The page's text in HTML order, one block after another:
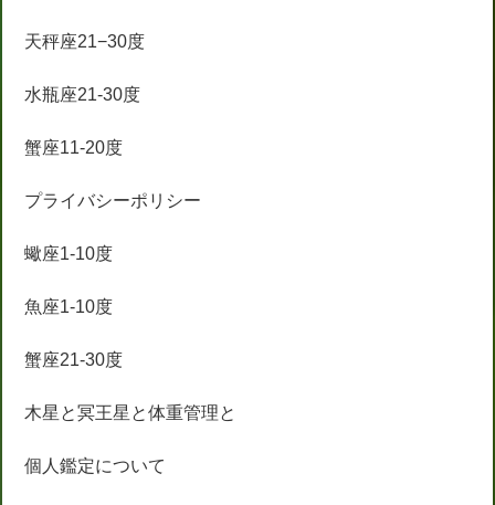
天秤座21−30度
水瓶座21-30度
蟹座11-20度
プライバシーポリシー
蠍座1-10度
魚座1-10度
蟹座21-30度
木星と冥王星と体重管理と
個人鑑定について